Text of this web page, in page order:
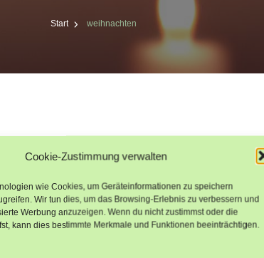
Cookie-Zustimmung verwalten
wie Cookies, um Geräteinformationen zu speichern
Wir tun dies, um das Browsing-Erlebnis zu verbessern und
Werbung anzuzeigen. Wenn du nicht zustimmst oder die
kann dies bestimmte Merkmale und Funktionen beeinträchtigen.
Start weihnachten